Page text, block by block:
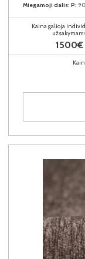
Miegamoji dalis: P:
Kaina galioja
1500€